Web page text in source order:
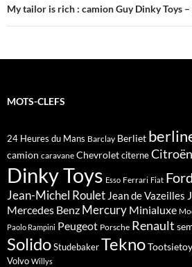
My tailor is rich : camion Guy Dinky Toys –
MOTS-CLEFS
24 Heures du Mans Barclay Berliet
camion caravane ChevroletciterneCitroën
Dinky Toys Esso Ferrari Fiat Ford
Jean-Michel Roulet Jean de Vazeilles
Mercedes Benz Mercury Minialuxe
Paolo Rampini Peugeot Porsche Renault
SolidoStudebakerTekno
Volvo Willys